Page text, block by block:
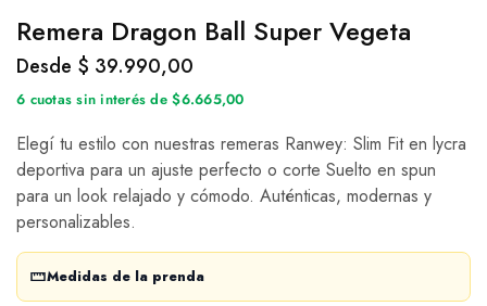
Remera Dragon Ball Super Vegeta
Desde $ 39.990,00
6 cuotas sin interés de $6.665,00
Elegí tu estilo con nuestras remeras Ranwey: Slim Fit en lycra
deportiva para un ajuste perfecto o corte Suelto en spun
para un look relajado y cómodo. Auténticas, modernas y
personalizables.
Medidas de la prenda